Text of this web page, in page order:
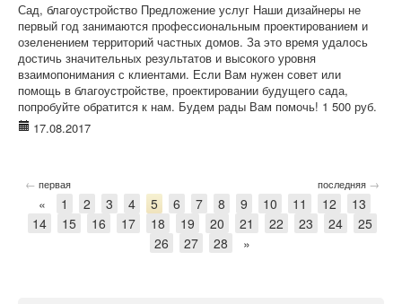
Сад, благоустройство Предложение услуг Наши дизайнеры не
первый год занимаются профессиональным проектированием и
озеленением территорий частных домов. За это время удалось
достичь значительных результатов и высокого уровня
взаимопонимания с клиентами. Если Вам нужен совет или
помощь в благоустройстве, проектировании будущего сада,
попробуйте обратится к нам. Будем рады Вам помочь! 1 500 руб.
17.08.2017
← первая последняя →
« 1 2 3 4 5 6 7 8 9 10 11 12
13
14
15 16 17 18 19 20 21 22 23 24
25
26
27 28 »